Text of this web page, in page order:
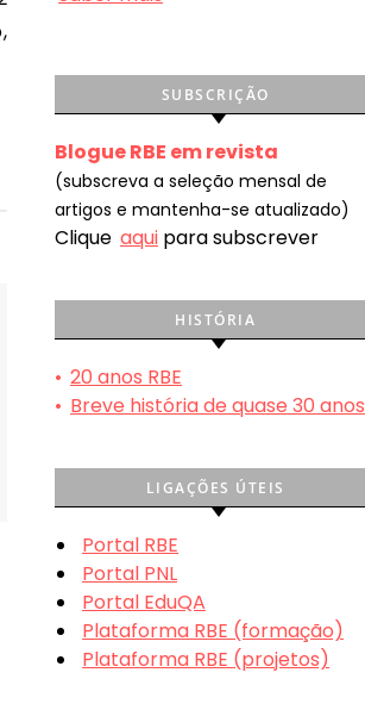
SUBSCRIÇÃO
Blogue RBE em revista
(subscreva a seleção mensal de
artigos e mantenha-se atualizado)
Clique aqui para subscrever
HISTÓRIA
• 20 anos RBE
• Breve história de quase 30 anos
LIGAÇÕES ÚTEIS
Portal RBE
Portal PNL
Portal EduQA
Plataforma RBE (formação)
Plataforma RBE (projetos)